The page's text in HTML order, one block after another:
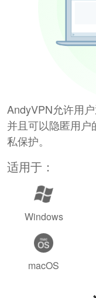
AndyVPN允许用
并且可以隐匿用
私保护。
适用于：
Windows
macOS